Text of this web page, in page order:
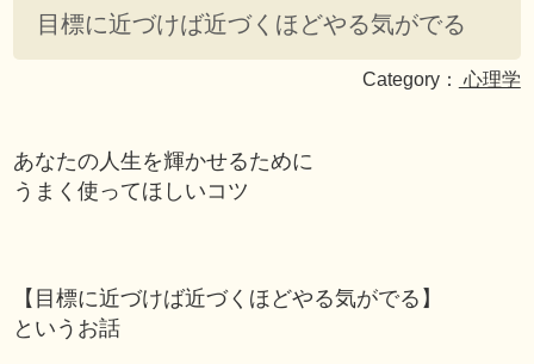
目標に近づけば近づくほどやる気がでる
Category： 心理学
あなたの人生を輝かせるために
うまく使ってほしいコツ
【目標に近づけば近づくほどやる気がでる】
というお話